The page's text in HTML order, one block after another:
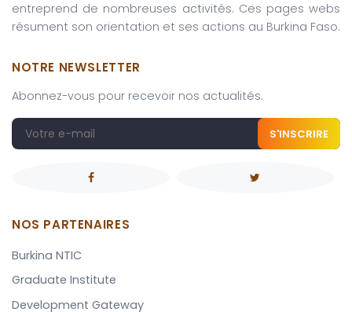
entreprend de nombreuses activités. Ces pages webs
résument son orientation et ses actions au Burkina Faso.
NOTRE NEWSLETTER
Abonnez-vous pour recevoir nos actualités.
S'INSCRIRE
NOS PARTENAIRES
Burkina NTIC
Graduate Institute
Development Gateway